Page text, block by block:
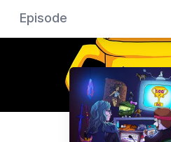
Episode